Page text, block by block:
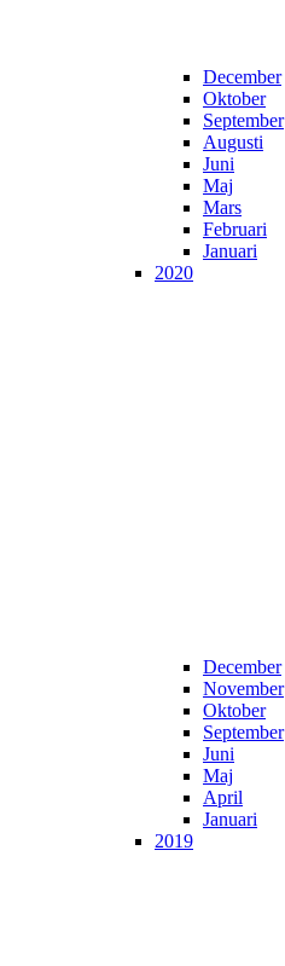
December
Oktober
September
Augusti
Juni
Maj
Mars
Februari
Januari
2020
December
November
Oktober
September
Juni
Maj
April
Januari
2019